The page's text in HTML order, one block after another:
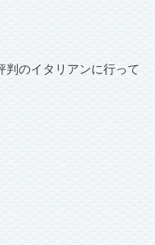
判のイタリアンに行って